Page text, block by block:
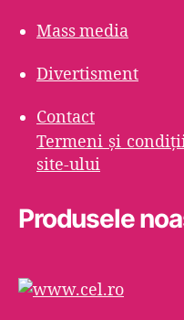
Mass media
Divertisment
Contact
Termeni şi
site-ului
Produsele